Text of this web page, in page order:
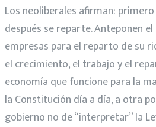
Los neoliberales afirman:
después se reparte. Anteponen
empresas para el reparto de su
el crecimiento, el trabajo y el
economía que funcione para la
la Constitución día a día, a otra
gobierno no de “interpretar” la